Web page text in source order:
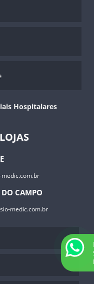
Hospitalares
DO CAMPO
medic.com.br